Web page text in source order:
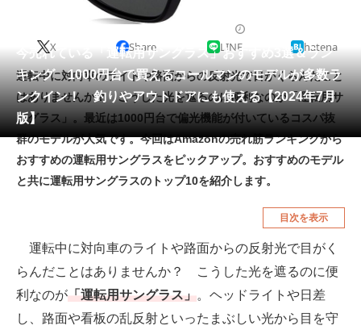
パソコン・タブレット
ペット
工具・DIY 本・DVD・CD
生活家電 生活用品
空調・季節家電 美容・コスメ
腕時計 車・バイク
食器・グラス・カトラリー
注目記事を集めた総合ページ
今売れている「運転用サングラス」おすすめ3選＆ラン
キング 1000円台で買えるコールマンのモデルが多数ラ
ンクイン！ 釣りやアウトドアにも使える【2024年7月
版】
X Share LINE hatena
運転中に対向車のライトや路面からの反射光で目がくらんだこと
はありませんか？ こうした光を遮るのに便利なのが「運転用サ
ングラス」。最近は1000円台で偏光機能が付いているコスパ抜
群のモデルが人気です。今回はAmazonの売れ筋ランキングから
おすすめの運転用サングラスをピックアップ。おすすめのモデル
と共に運転用サングラスのトップ10を紹介します。
目次を表示
運転中に対向車のライトや路面からの反射光で目がく
らんだことはありませんか？ こうした光を遮るのに便
利なのが「運転用サングラス」。ヘッドライトや日差
し、路面や看板の乱反射といったまぶしい光から目を守